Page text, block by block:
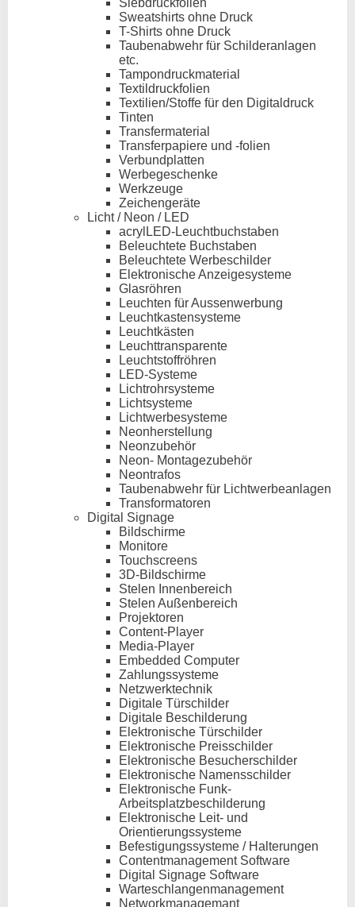
Siebdruckfolien
Sweatshirts ohne Druck
T-Shirts ohne Druck
Taubenabwehr für Schilderanlagen
etc.
Tampondruckmaterial
Textildruckfolien
Textilien/Stoffe für den Digitaldruck
Tinten
Transfermaterial
Transferpapiere und -folien
Verbundplatten
Werbegeschenke
Werkzeuge
Zeichengeräte
Licht / Neon / LED
acrylLED-Leuchtbuchstaben
Beleuchtete Buchstaben
Beleuchtete Werbeschilder
Elektronische Anzeigesysteme
Glasröhren
Leuchten für Aussenwerbung
Leuchtkastensysteme
Leuchtkästen
Leuchttransparente
Leuchtstoffröhren
LED-Systeme
Lichtrohrsysteme
Lichtsysteme
Lichtwerbesysteme
Neonherstellung
Neonzubehör
Neon- Montagezubehör
Neontrafos
Taubenabwehr für Lichtwerbeanlagen
Transformatoren
Digital Signage
Bildschirme
Monitore
Touchscreens
3D-Bildschirme
Stelen Innenbereich
Stelen Außenbereich
Projektoren
Content-Player
Media-Player
Embedded Computer
Zahlungssysteme
Netzwerktechnik
Digitale Türschilder
Digitale Beschilderung
Elektronische Türschilder
Elektronische Preisschilder
Elektronische Besucherschilder
Elektronische Namensschilder
Elektronische Funk-
Arbeitsplatzbeschilderung
Elektronische Leit- und
Orientierungssysteme
Befestigungssysteme / Halterungen
Contentmanagement Software
Digital Signage Software
Warteschlangenmanagement
Networkmanagemant